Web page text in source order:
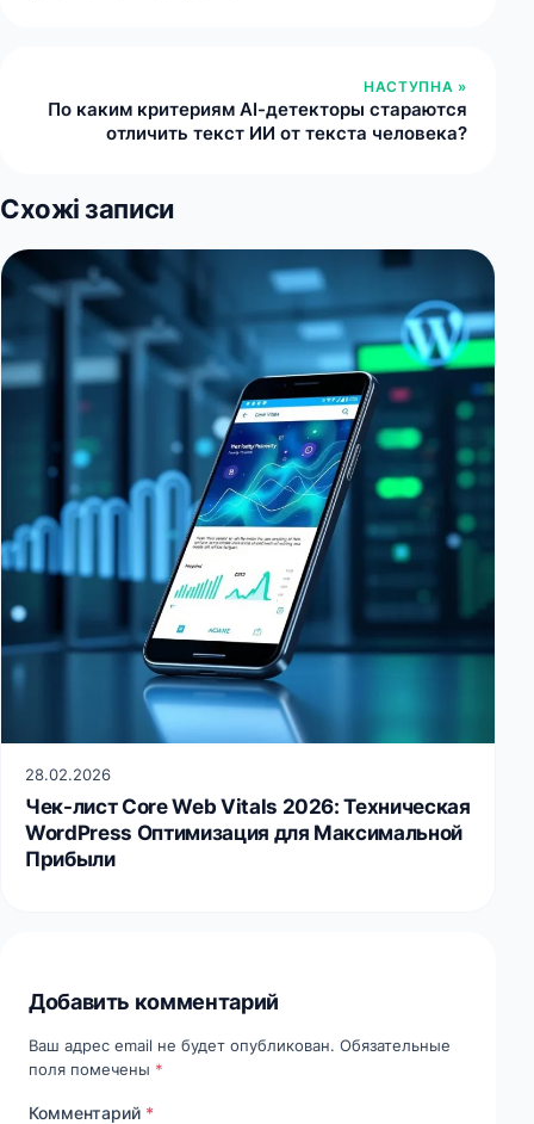
НАСТУПНА »
По каким критериям AI-детекторы стараются
отличить текст ИИ от текста человека?
Схожі записи
28.02.2026
Чек-лист Core Web Vitals 2026: Техническая
WordPress Оптимизация для Максимальной
Прибыли
Добавить комментарий
Ваш адрес email не будет опубликован. Обязательные
поля помечены *
Комментарий *